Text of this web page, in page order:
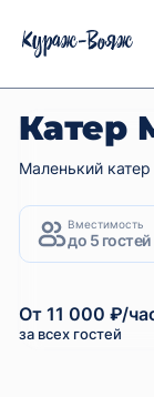
Катер
Маленький
Вместимость
до 5 гостей
От 11 000 ₽/
за всех гостей